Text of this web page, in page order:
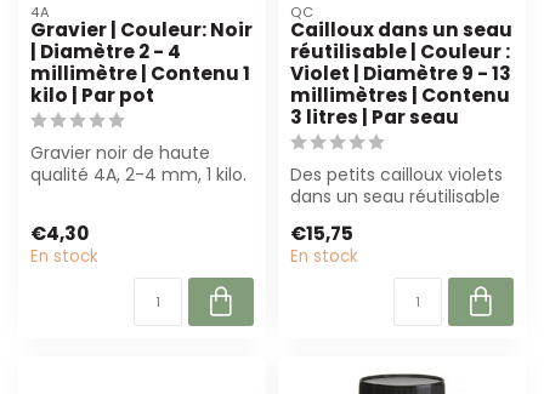
4A
Gravier | Couleur: Noir
| Diamètre 2 - 4
millimètre | Contenu 1
kilo | Par pot
Gravier noir de haute
qualité 4A, 2-4 mm, 1 kilo.
€4,30
En stock
QC
Cailloux dans un seau
réutilisable | Couleur :
Violet | Diamètre 9 - 13
millimètres | Contenu
3 litres | Par seau
Des petits cailloux violets
dans un seau réutilisable
€15,75
En stock